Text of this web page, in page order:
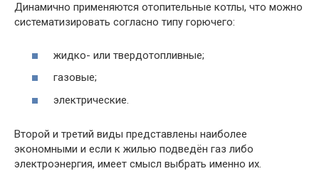
Динамично применяются отопительные котлы, что можно
систематизировать согласно типу горючего:
жидко- или твердотопливные;
газовые;
электрические.
Второй и третий виды представлены наиболее
экономными и если к жилью подведён газ либо
электроэнергия, имеет смысл выбрать именно их.